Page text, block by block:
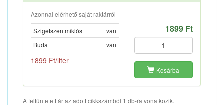
Azonnal elérhető saját raktárról
Szigetszentmiklós
van
Buda
van
1899 Ft/liter
1899 Ft
Kosárba
A feltüntetett ár az adott cikkszámból 1 db-ra vonatkozik.